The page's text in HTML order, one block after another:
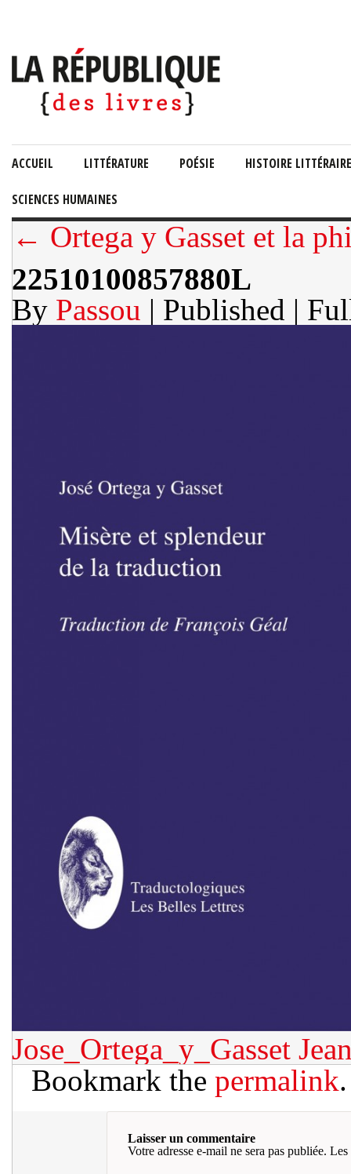
ACCUEIL LITTÉRATURE POÉSIE HISTOIRE LITTÉRAIRE
SCIENCES HUMAINES
← Ortega y Gasset et la
22510100857880L
By Passou | Published |
Jose_Ortega_y_Gasset
Bookmark the permalink.
Laisser un commentaire
Votre adresse e-mail ne sera pas publiée. Les